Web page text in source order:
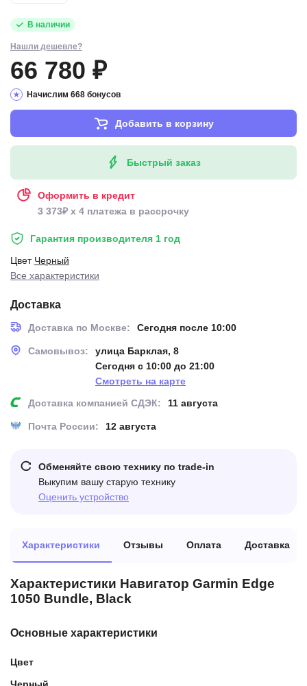
Гарантия производителя 1 год
Цвет Черный
Все характеристики
Доставка
Доставка по Москве: Сегодня после 10:00
Самовывоз:
улица Барклая, 8
Сегодня с 10:00 до 21:00
Смотреть на карте
Доставка компанией СДЭК:
11 августа
Почта России: 12 августа
Обменяйте свою технику по trade-in
Выкупим вашу старую технику
Оценить устройство
В наличии
Нашли дешевле?
66 780 ₽
Начислим 668 бонусов
Добавить в корзину
Быстрый заказ
Оформить в кредит
3 373₽ x 4 платежа в рассрочку
Характеристики Отзывы Оплата Доставка
Характеристики Навигатор Garmin Edge
1050 Bundle, Black
Основные характеристики
Цвет
Черный